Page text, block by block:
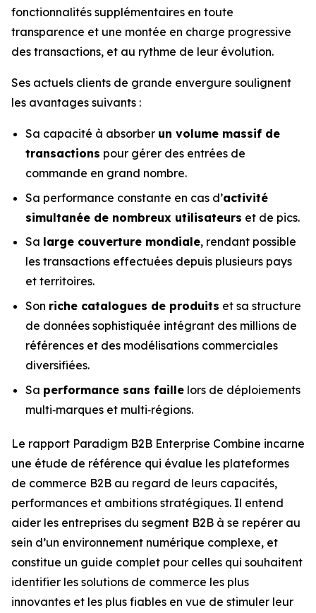
fonctionnalités supplémentaires en toute
transparence et une montée en charge progressive
des transactions, et au rythme de leur évolution.
Ses actuels clients de grande envergure soulignent
les avantages suivants :
Sa capacité à absorber un volume massif de
transactions pour gérer des entrées de
commande en grand nombre.
Sa performance constante en cas d’activité
simultanée de nombreux utilisateurs et de pics.
Sa large couverture mondiale, rendant possible
les transactions effectuées depuis plusieurs pays
et territoires.
Son riche catalogues de produits et sa structure
de données sophistiquée intégrant des millions de
références et des modélisations commerciales
diversifiées.
Sa performance sans faille lors de déploiements
multi‑marques et multi‑régions.
Le rapport Paradigm B2B Enterprise Combine incarne
une étude de référence qui évalue les plateformes
de commerce B2B au regard de leurs capacités,
performances et ambitions stratégiques. Il entend
aider les entreprises du segment B2B à se repérer au
sein d’un environnement numérique complexe, et
constitue un guide complet pour celles qui souhaitent
identifier les solutions de commerce les plus
innovantes et les plus fiables en vue de stimuler leur